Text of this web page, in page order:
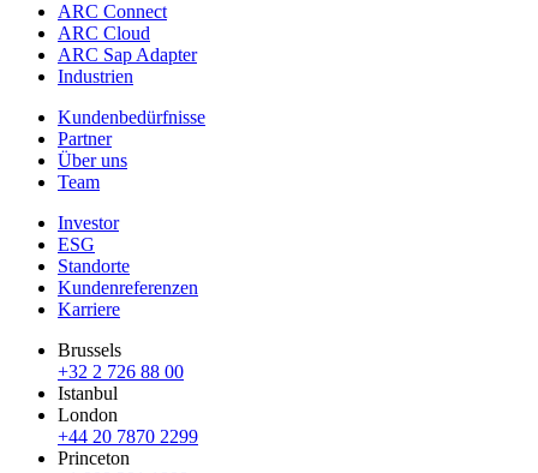
ARC Connect
ARC Cloud
ARC Sap Adapter
Industrien
Kundenbedürfnisse
Partner
Über uns
Team
Investor
ESG
Standorte
Kundenreferenzen
Karriere
Brussels
+32 2 726 88 00
Istanbul
London
+44 20 7870 2299
Princeton